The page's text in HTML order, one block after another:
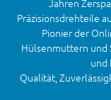
Jahren
Präzisionsdrehteile
Pionier der
Hülsenmuttern und
und
Qualität,